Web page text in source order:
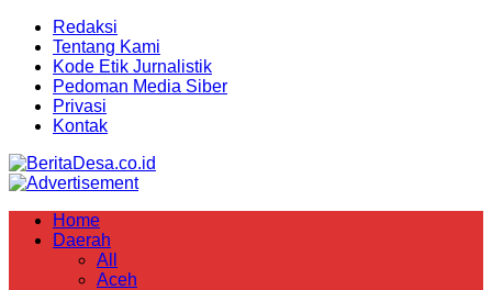
Redaksi
Tentang Kami
Kode Etik Jurnalistik
Pedoman Media Siber
Privasi
Kontak
Home
Daerah
All
Aceh